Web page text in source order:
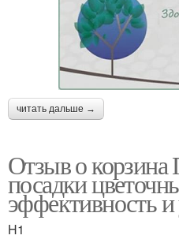
читать дальше →
Отзыв о
посадки
эффективность и
H1